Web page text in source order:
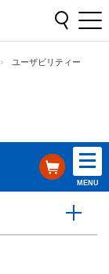
ユーザビリティー
MENU